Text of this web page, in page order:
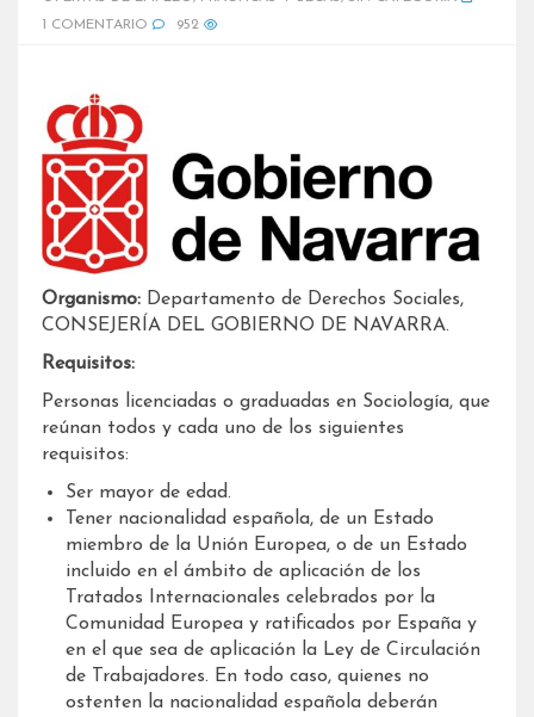
1 COMENTARIO
952
Organismo: Departamento de Derechos Sociales,
CONSEJERÍA DEL GOBIERNO DE NAVARRA.
Requisitos:
Personas licenciadas o graduadas en Sociología, que
reúnan todos y cada uno de los siguientes
requisitos:
Ser mayor de edad.
Tener nacionalidad española, de un Estado
miembro de la Unión Europea, o de un Estado
incluido en el ámbito de aplicación de los
Tratados Internacionales celebrados por la
Comunidad Europea y ratificados por España y
en el que sea de aplicación la Ley de Circulación
de Trabajadores. En todo caso, quienes no
ostenten la nacionalidad española deberán